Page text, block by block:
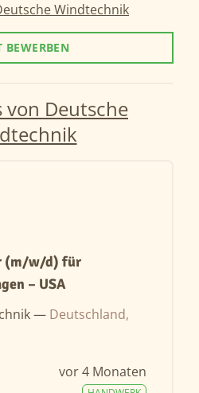
Windtechnik
BEWERBEN
von Deutsche
(m/w/d) für
– USA
— Deutschland,
vor 4 Monaten